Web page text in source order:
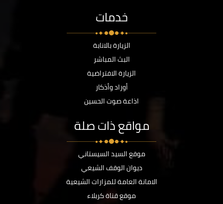
خدمات
الزيارة بالانابة
البث المباشر
الزيارة الافتراضية
أوراد وأذكار
اذاعة صوت الحسين
مواقع ذات صلة
موقع السيد السيستاني
ديوان الوقف الشيعي
الامانة العامة للمزارات الشيعية
موقع قناة كربلاء